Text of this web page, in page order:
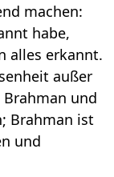
machen:
habe,
alles erkannt.
außer
und
Brahman ist
und